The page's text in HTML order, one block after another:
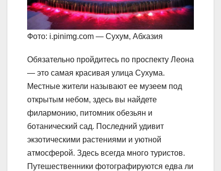
Фото: i.pinimg.com — Сухум, Абхазия
Обязательно пройдитесь по проспекту Леона
— это самая красивая улица Сухума.
Местные жители называют ее музеем под
открытым небом, здесь вы найдете
филармонию, питомник обезьян и
ботанический сад. Последний удивит
экзотическими растениями и уютной
атмосферой. Здесь всегда много туристов.
Путешественники фотографируются едва ли